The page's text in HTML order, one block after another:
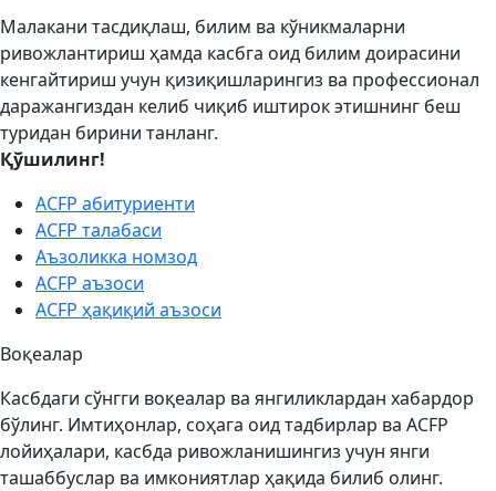
Малакани тасдиқлаш, билим ва кўникмаларни
ривожлантириш ҳамда касбга оид билим доирасини
кенгайтириш учун қизиқишларингиз ва профессионал
даражангиздан келиб чиқиб иштирок этишнинг беш
туридан бирини танланг.
Қўшилинг!
ACFP абитуриенти
ACFP талабаси
Аъзоликка номзод
ACFP аъзоси
ACFP ҳақиқий аъзоси
Воқеалар
Касбдаги сўнгги воқеалар ва янгиликлардан хабардор
бўлинг. Имтиҳонлар, соҳага оид тадбирлар ва ACFP
лойиҳалари, касбда ривожланишингиз учун янги
ташаббуслар ва имкониятлар ҳақида билиб олинг.